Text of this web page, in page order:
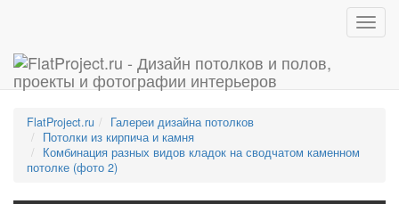
FlatProject.ru
Галереи дизайна потолков
Потолки из кирпича и камня
Комбинация разных видов кладок на сводчатом каменном
потолке (фото 2)